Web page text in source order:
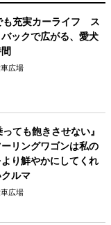
も充実カーライフ ス
ックで広がる、愛犬
広場
っても飽きさせない』
リングワゴンは私の
り鮮やかにしてくれ
ルマ
広場